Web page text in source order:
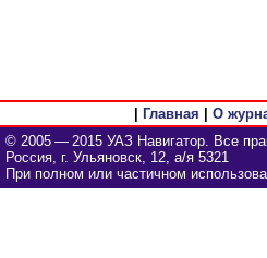
Главная О
© 2005 — 2015 УАЗ Навигатор. Все
Россия, г. Ульяновск, 12, а/я 5321
При полном или частичном